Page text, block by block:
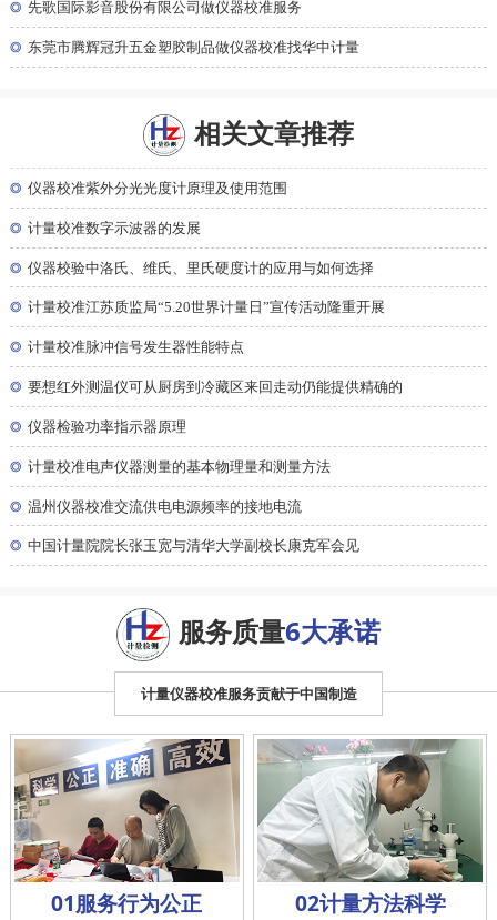
◎ 先歌国际影音股份有限公司做仪器校准服务
◎ 东莞市腾辉冠升五金塑胶制品做仪器校准找华中计量
相关文章推荐
◎ 仪器校准紫外分光光度计原理及使用范围
◎ 计量校准数字示波器的发展
◎ 仪器校验中洛氏、维氏、里氏硬度计的应用与如何选择
◎ 计量校准江苏质监局“5.20世界计量日”宣传活动隆重开展
◎ 计量校准脉冲信号发生器性能特点
◎ 要想红外测温仪可从厨房到冷藏区来回走动仍能提供精确的
◎ 仪器检验功率指示器原理
◎ 计量校准电声仪器测量的基本物理量和测量方法
◎ 温州仪器校准交流供电电源频率的接地电流
◎ 中国计量院院长张玉宽与清华大学副校长康克军会见
服务质量6大承诺
计量仪器校准服务贡献于中国制造
01服务行为公正 02计量方法科学